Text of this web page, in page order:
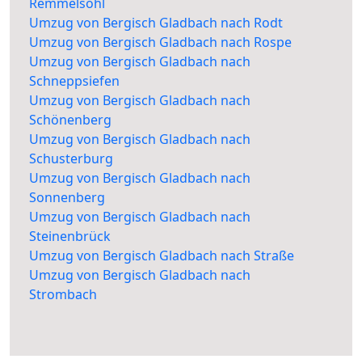
Umzug von Bergisch Gladbach nach Rodt
Umzug von Bergisch Gladbach nach Rospe
Umzug von Bergisch Gladbach nach
Schneppsiefen
Umzug von Bergisch Gladbach nach
Schönenberg
Umzug von Bergisch Gladbach nach
Schusterburg
Umzug von Bergisch Gladbach nach
Sonnenberg
Umzug von Bergisch Gladbach nach
Steinenbrück
Umzug von Bergisch Gladbach nach Straße
Umzug von Bergisch Gladbach nach
Strombach